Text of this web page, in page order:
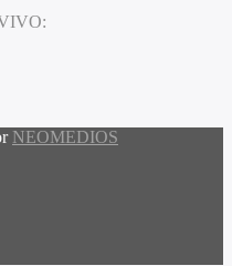
NEOMEDIOS